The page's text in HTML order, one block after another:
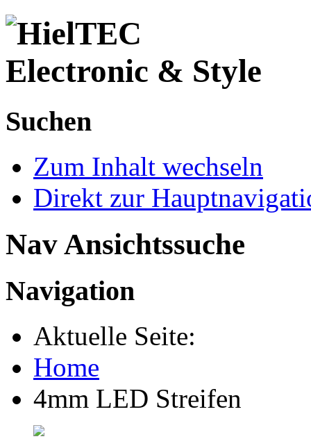
Suchen
Zum Inhalt wechseln
Direkt zur
Nav Ansichtssuche
Navigation
Aktuelle Seite:
Home
4mm LED Streifen